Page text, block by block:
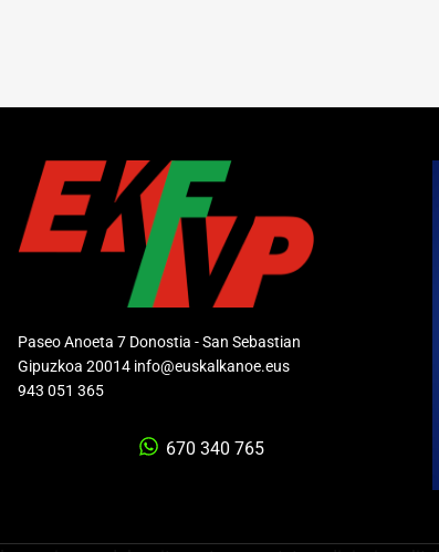
Paseo Anoeta 7 Donostia - San Sebastian
Gipuzkoa 20014 info@euskalkanoe.eus
943 051 365
670 340 765